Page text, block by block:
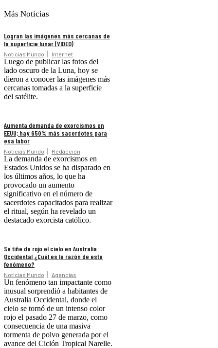
Más Noticias
Logran las imágenes más cercanas de
la superficie lunar (VIDEO)
Noticias Mundo Internet
Luego de publicar las fotos del
lado oscuro de la Luna, hoy se
dieron a conocer las imágenes más
cercanas tomadas a la superficie
del satélite.
Aumenta demanda de exorcismos en
EEUU; hay 650% más sacerdotes para
esa labor
Noticias Mundo Redacción
La demanda de exorcismos en
Estados Unidos se ha disparado en
los últimos años, lo que ha
provocado un aumento
significativo en el número de
sacerdotes capacitados para realizar
el ritual, según ha revelado un
destacado exorcista católico.
Se tiñe de rojo el cielo en Australia
Occidental ¿Cuál es la razón de este
fenómeno?
Noticias Mundo Agencias
Un fenómeno tan impactante como
inusual sorprendió a habitantes de
Australia Occidental, donde el
cielo se tornó de un intenso color
rojo el pasado 27 de marzo, como
consecuencia de una masiva
tormenta de polvo generada por el
avance del Ciclón Tropical Narelle.